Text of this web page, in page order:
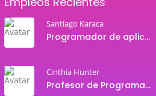
Santiago Karaca
Programador de aplicaciones Android
Cinthia Hunter
Profesor de Programación Java